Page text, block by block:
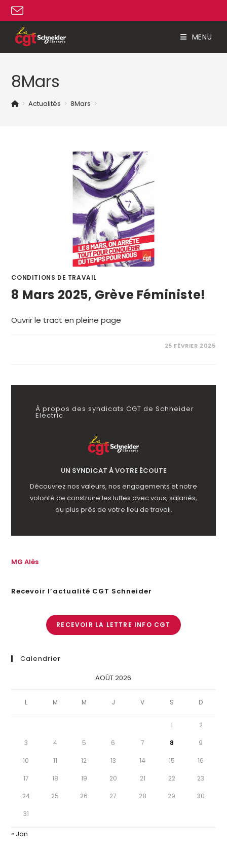
Skip
to
content
MENU
8Mars
> Actualités > 8Mars >
CONDITIONS DE TRAVAIL
8 Mars 2025, Grève Féministe!
Ouvrir le tract en pleine page
25 FÉVRIER 2025
À propos des syndicats CGT de Schneider
Electric
UN SYNDICAT À VOTRE ÉCOUTE
Découvrez nos valeurs, nos engagements et notre
volonté de construire les luttes avec vous, salariés,
au plus près de votre lieu de travail.
MG Alès
Recevoir l’actualité CGT Schneider
RECEVOIR LA LETTRE INFO CGT
Calendrier
AOÛT 2026
L M M J V S D
1 2
3 4 5 6 7 8 9
10 11 12 13 14 15 16
17 18 19 20 21 22 23
24 25 26 27 28 29 30
31
« Jan